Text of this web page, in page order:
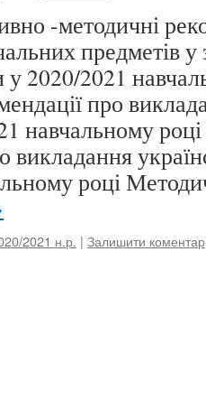
-методичні
предметів у
у 2020/2021
про
навчальному
викладання
році
2021 н.р. | Залишити коментар